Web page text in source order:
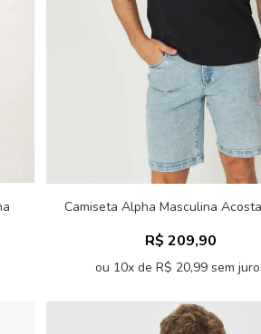
Camiseta Alpha Masculina
R$ 209,90
ou 10x de R$ 20,99 sem